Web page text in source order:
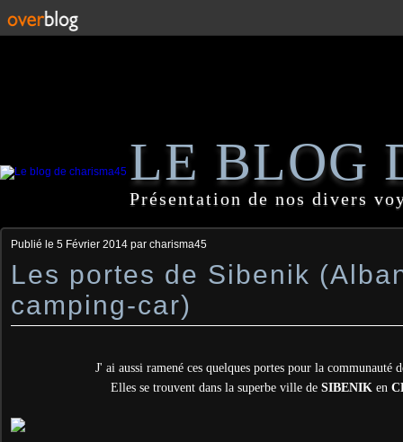
LE BLOG
Présentation de nos divers
Publié le 5 Février 2014 par charisma45
Les portes de Sibenik
camping-car)
J' ai aussi ramené ces quelques portes pour la communauté
Elles se trouvent dans la superbe ville de SIBENIK en